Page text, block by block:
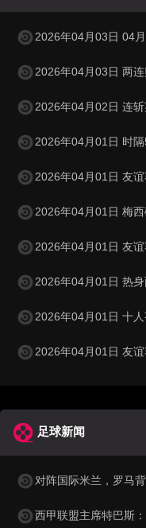
2026年04月03日 04月03日
2026年04月03日 两连败！U16国足0-
2026年04月02日 连斩英法！U16女
2026年04月01日 时隔52年重返世
2026年04月01日 友谊赛-巴西3-1
2026年04月01日 梅西破门+让点奥塔
2026年04月01日 友谊赛-葡萄牙2-
2026年04月01日 热身两连败！韩
2026年04月01日 十人荷兰1-1厄瓜
2026年04月01日 友谊赛-西班牙下
足球新闻
对阵国际米兰，罗马背水一
西甲联盟主席特巴斯